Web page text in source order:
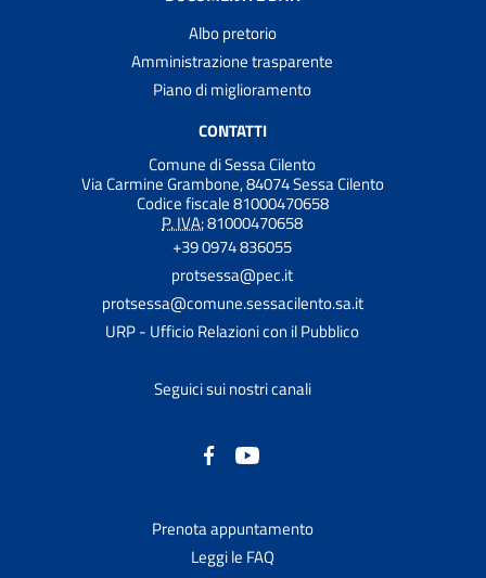
Albo pretorio
Amministrazione trasparente
Piano di miglioramento
CONTATTI
Comune di Sessa Cilento
Via Carmine Grambone, 84074 Sessa Cilento
Codice fiscale 81000470658
P. IVA:81000470658
+39 0974 836055
protsessa@pec.it
protsessa@comune.sessacilento.sa.it
URP - Ufficio Relazioni con il Pubblico
Seguici sui nostri canali
Prenota appuntamento
Leggi le FAQ